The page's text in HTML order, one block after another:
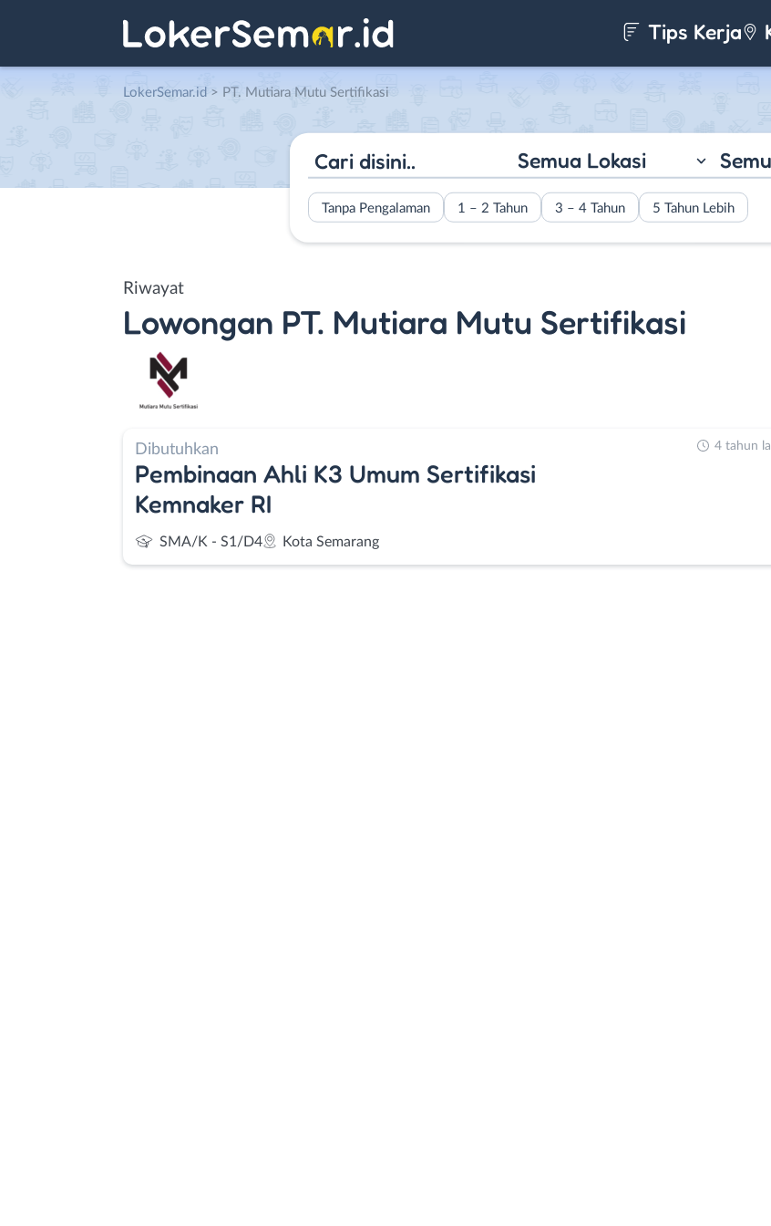
Tips Kerja
LokerSemar.id > PT. Mutiara Mutu Sertifikasi
Semua Lokasi
Tanpa Pengalaman 1 – 2 Tahun 3 – 4 Tahun 5 Tahun Lebih
Riwayat
Lowongan PT. Mutiara Mutu Sertifikasi
Dibutuhkan
Pembinaan Ahli K3 Umum Sertifikasi
Kemnaker RI
SMA/K - S1/D4 Kota Semarang
4 tahun